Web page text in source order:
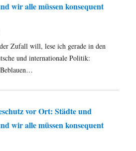
wir alle müssen konsequent
Zufall will, lese ich gerade in den
und internationale Politik:
vor Ort: Städte und
wir alle müssen konsequent